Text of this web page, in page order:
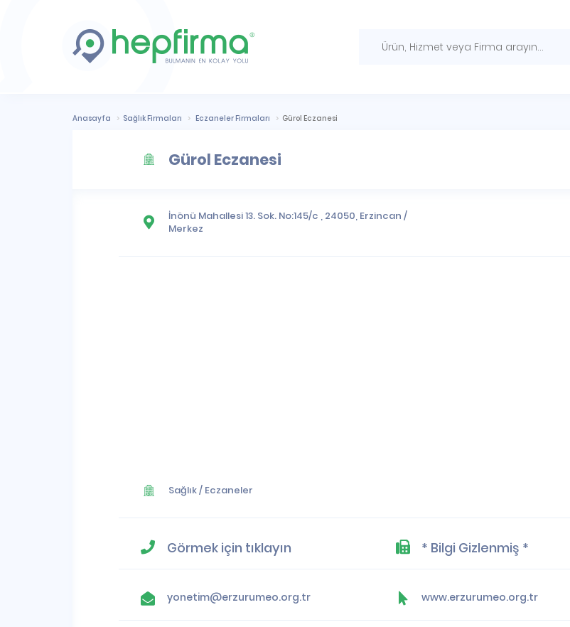
Anasayfa Sağlık Firmaları Eczaneler Firmaları Gürol Eczanesi
Gürol Eczanesi
İnönü Mahallesi13. Sok. No:145/c , 24050, Erzincan /
Merkez
Sağlık/ Eczaneler
Görmek için tıklayın * Bilgi Gizlenmiş *
yonetim@erzurumeo.org.tr www.erzurumeo.org.tr